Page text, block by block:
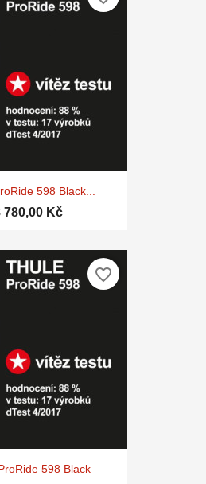
598 Black...
780,00 Kč
598 Black
favorite_border